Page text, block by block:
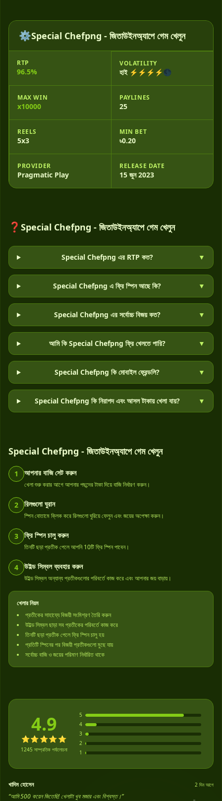
⚙️Special Chefpng - জিতাউইনঅ্যাপে গেম খেলুন
RTP
96.5%
VOLATILITY
হাই ⚡⚡⚡⚡🌑
MAX WIN
x10000
PAYLINES
25
REELS
5x3
MIN BET
৳0.20
PROVIDER
Pragmatic Play
RELEASE DATE
15 জুন 2023
❓ Special Chefpng - জিতাউইনঅ্যাপে গেম খেলুন
Special Chefpng এর RTP কত? ▼
Special Chefpng এ ফ্রি স্পিন আছে কি? ▼
Special Chefpng এর সর্বোচ্চ বিজয় কত? ▼
আমি কি Special Chefpng ফ্রি খেলতে পারি? ▼
Special Chefpng কি মোবাইল ফ্রেন্ডলি? ▼
Special Chefpng কি নিরাপদ এবং আসল টাকায় খেলা যায়? ▼
Special Chefpng - জিতাউইনঅ্যাপে গেম খেলুন
1 আপনার বাজি সেট করুন
খেলা শুরু করার আগে আপনার পছন্দের টাকা দিয়ে বাজি নির্ধারণ করুন।
2 রিলগুলো ঘুরান
স্পিন বোতামে ক্লিক করে রিলগুলো ঘুরিয়ে ফেলুন এবং জয়ের অপেক্ষা করুন।
3 ফ্রি স্পিন চালু করুন
তিনটি ছড়া প্রতীক পেলে আপনি 10টি ফ্রি স্পিন পাবেন।
4 উইল্ড সিম্বল ব্যবহার করুন
উইল্ড সিম্বল অন্যান্য প্রতীকগুলোর পরিবর্তে কাজ করে এবং আপনার জয় বাড়ায়।
খেলার নিয়ম
প্রতীকের সাহায্যে বিজয়ী সংমিশ্রণ তৈরি করুন
উইল্ড সিম্বল ছাড়া সব প্রতীকের পরিবর্তে কাজ করে
তিনটি ছড়া প্রতীক পেলে ফ্রি স্পিন চালু হয়
প্রতিটি স্পিনের পর বিজয়ী প্রতীকগুলো মুছে যায়
সর্বোচ্চ বাজি ও জয়ের পরিমাণ নির্ধারিত থাকে
ব্যবহারকারী রেটিং
4.9
⭐⭐⭐⭐⭐
1245 সাম্প্রতিক পর্যালোচনা
5
4
3
2
1
খাদিম হোসেন 2 দিন আগে
“আমি 500 কয়েন জিতেছি! খেলাটা খুব মজার এবং বিশ্বস্ত।”